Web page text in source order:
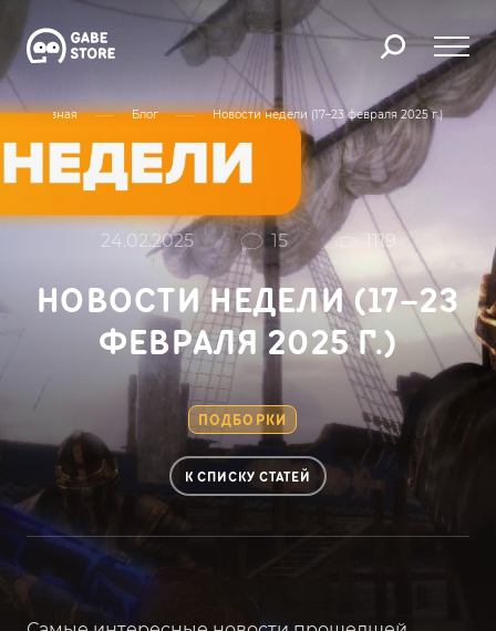
Главная Блог Новости недели (17–23 февраля 2025 г.)
24.02.2025 15 1119
НОВОСТИ НЕДЕЛИ (17–23
ФЕВРАЛЯ 2025 Г.)
ПОДБОРКИ
К СПИСКУ СТАТЕЙ